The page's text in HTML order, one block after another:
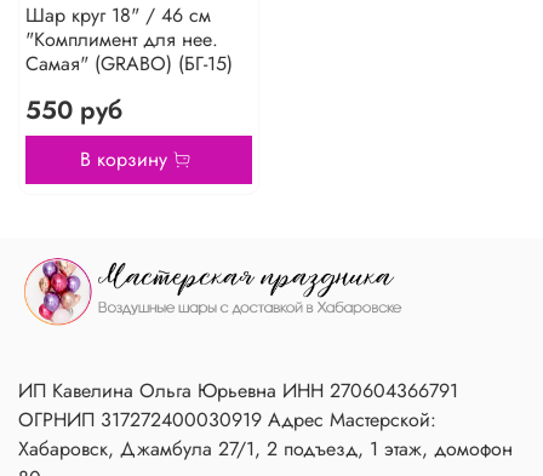
Шар круг 18" / 46 см
"Комплимент для нее.
Самая" (GRABO) (БГ-15)
550 руб
В корзину
ИП Кавелина Ольга Юрьевна ИНН 270604366791
ОГРНИП 317272400030919 Адрес Мастерской:
Хабаровск, Джамбула 27/1, 2 подъезд, 1 этаж, домофон